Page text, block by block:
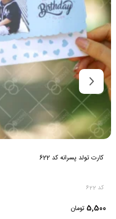
کارت تولد پسرانه کد 622
کد 622
تومان 5,500